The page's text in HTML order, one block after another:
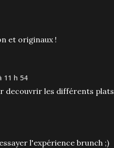
et originaux !
11 h 54
decouvrir les différents plats
l'expérience brunch ;)